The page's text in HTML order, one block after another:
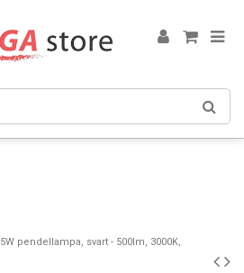
5W pendellampa, svart - 500lm, 3000K,